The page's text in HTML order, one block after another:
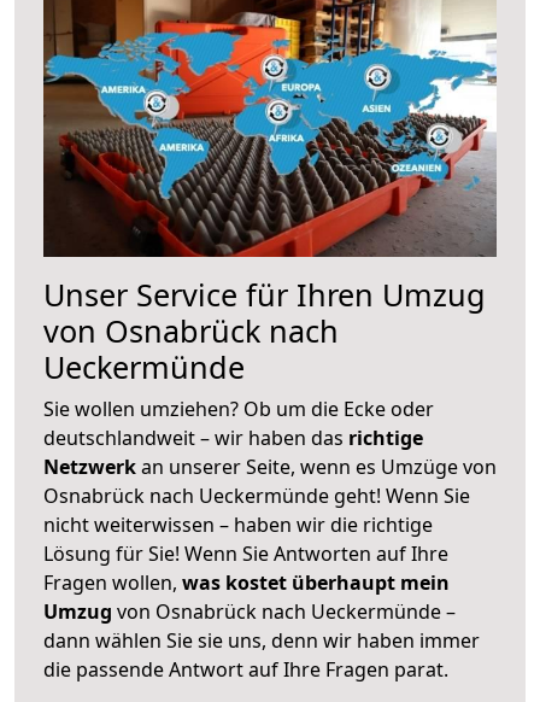
Unser Service für Ihren Umzug
von Osnabrück nach
Ueckermünde
Sie wollen umziehen? Ob um die Ecke oder
deutschlandweit – wir haben das richtige
Netzwerkan unserer Seite, wenn es Umzüge von
Osnabrück nach Ueckermünde geht! Wenn Sie
nicht weiterwissen – haben wir die richtige
Lösung für Sie! Wenn Sie Antworten auf Ihre
Fragen wollen, was kostet überhaupt mein
Umzug von Osnabrück nach Ueckermünde –
dann wählen Sie sie uns, denn wir haben immer
die passende Antwort auf Ihre Fragen parat.